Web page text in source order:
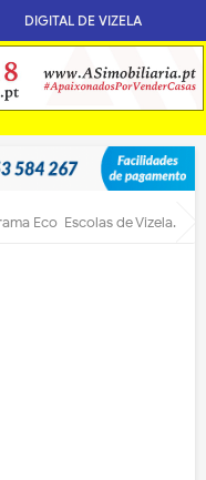
DIGITAL DE VIZELA
Eco-Escolas de Vizela